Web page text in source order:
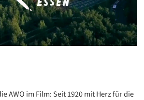
AWO im Film: Seit 1920 mit Herz für die